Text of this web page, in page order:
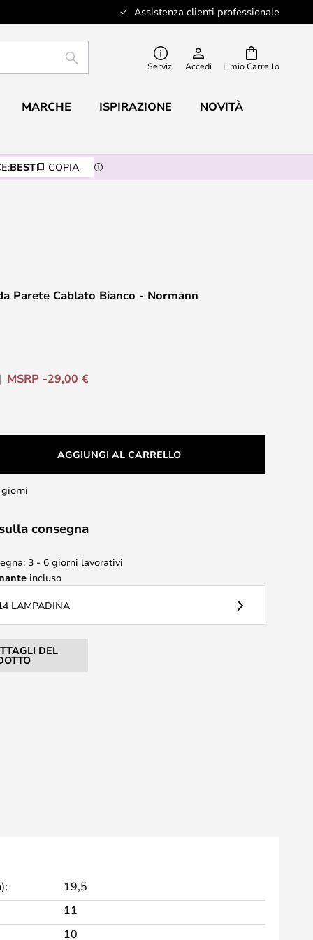
Assistenza clienti professionale
Il mio Carrello
RICERCA Servizi Accedi
MARCHE ISPIRAZIONE NOVITÀ
BEST COPIA
Parete Cablato Bianco - Normann
MSRP -29,00 €
AGGIUNGI AL CARRELLO
consegna
3 - 6 giorni lavorativi
incluso
LAMPADINA
DEL
19,5
11
10